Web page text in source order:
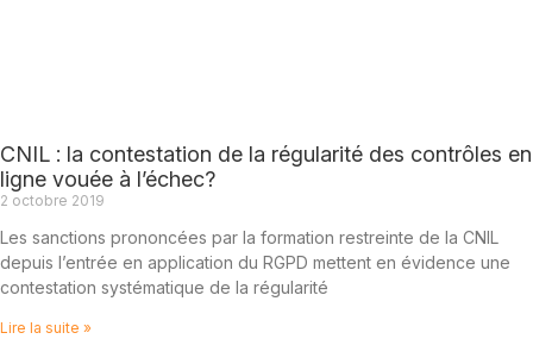
CNIL : la contestation de la régularité des contrôles en
ligne vouée à l’échec?
2 octobre 2019
Les sanctions prononcées par la formation restreinte de la CNIL
depuis l’entrée en application du RGPD mettent en évidence une
contestation systématique de la régularité
Lire la suite »